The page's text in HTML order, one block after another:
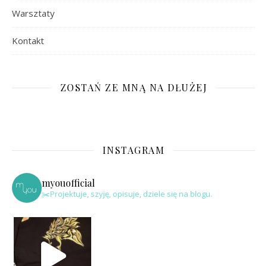
Warsztaty
Kontakt
ZOSTAŃ ZE MNĄ NA DŁUŻEJ
INSTAGRAM
myouofficial
✂️Projektuje, szyję, opisuje, dziele się na blogu.